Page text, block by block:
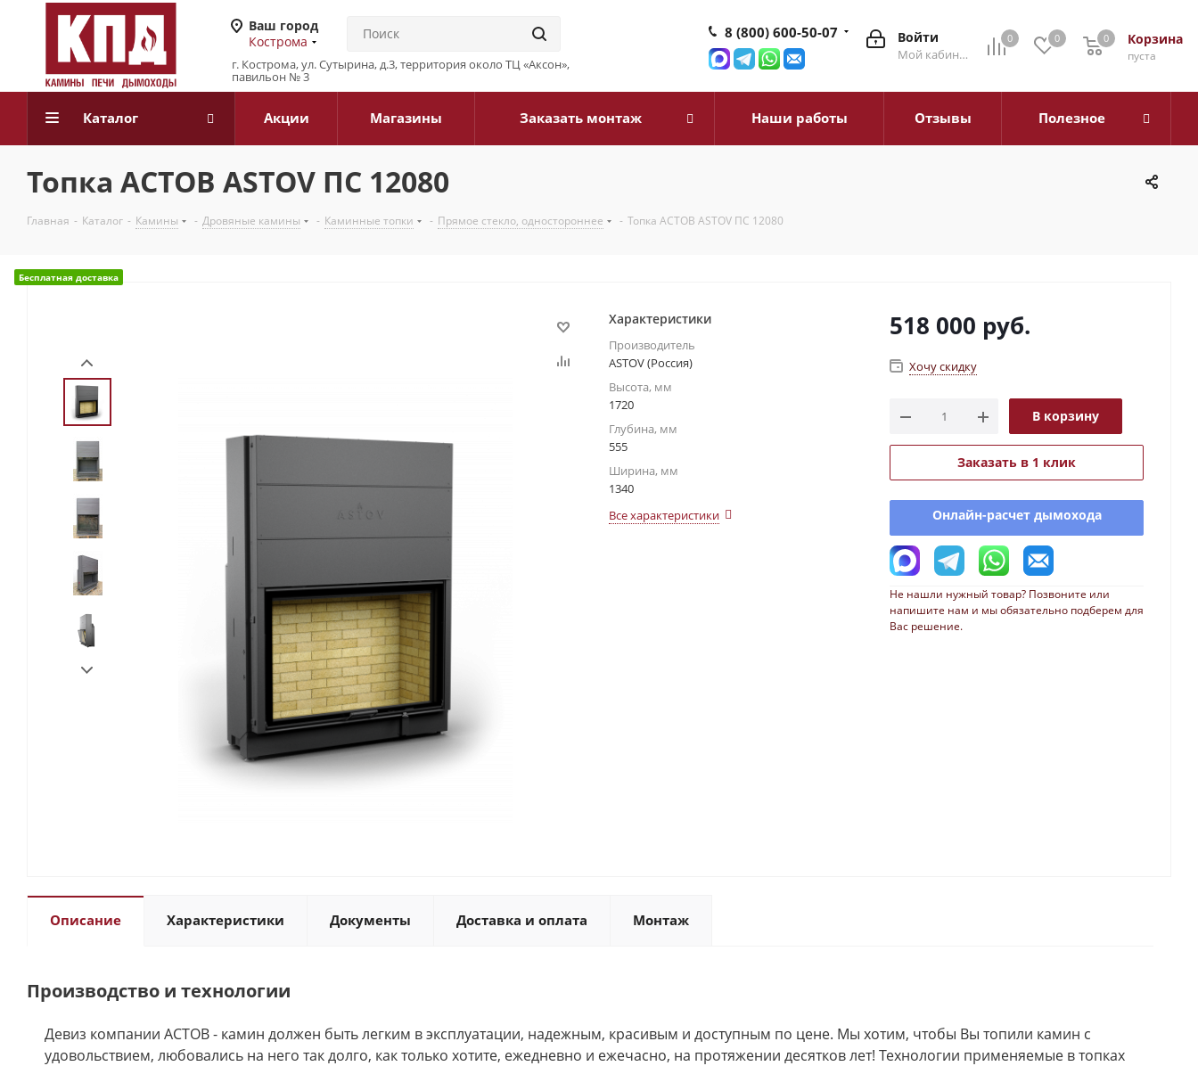
Ваш город
Кострома
г. Кострома, ул. Сутырина, д.3, территория около ТЦ «Аксон»,
павильон № 3
0 0 Корзина
0
пуста
0
Войти
Мой кабинет
8 (800) 600-50-07
Каталог Акции Магазины Заказать монтаж Наши работы Отзывы Полезное
Топка АСТОВ ASTOV ПС 12080
Главная - Каталог - Камины - Дровяные камины - Каминные топки - Прямое стекло, одностороннее - Топка АСТОВ ASTOV ПС 12080
Бесплатная доставка
Характеристики
Производитель
ASTOV (Россия)
Высота, мм
1720
Глубина, мм
555
Ширина, мм
1340
Все характеристики
518 000 руб.
Хочу скидку
В корзину
Заказать в 1 клик
Онлайн-расчет дымохода
Не нашли нужный товар? Позвоните или
напишите нам и мы обязательно подберем для
Вас решение.
Описание Характеристики Документы Доставка и оплата Монтаж
Производство и технологии
Девиз компании АСТОВ - камин должен быть легким в эксплуатации, надежным, красивым и доступным по цене. Мы хотим, чтобы Вы топили камин с
удовольствием, любовались на него так долго, как только хотите, ежедневно и ежечасно, на протяжении десятков лет! Технологии применяемые в топках